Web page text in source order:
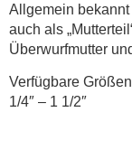
Allgemein
auch als
Überwurfmutter
Verfügbare
1/4″ – 1 1/2″